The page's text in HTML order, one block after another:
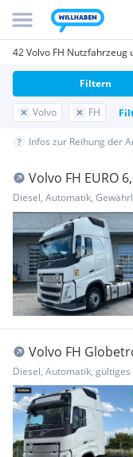
42 Volvo FH Nutzfahrzeug
Volvo FH
Filtern
Infos zur Reihung der
Volvo FH EURO
Standklima
Diesel, Automatik,
Volvo FH
Standklima
Diesel, Automatik,